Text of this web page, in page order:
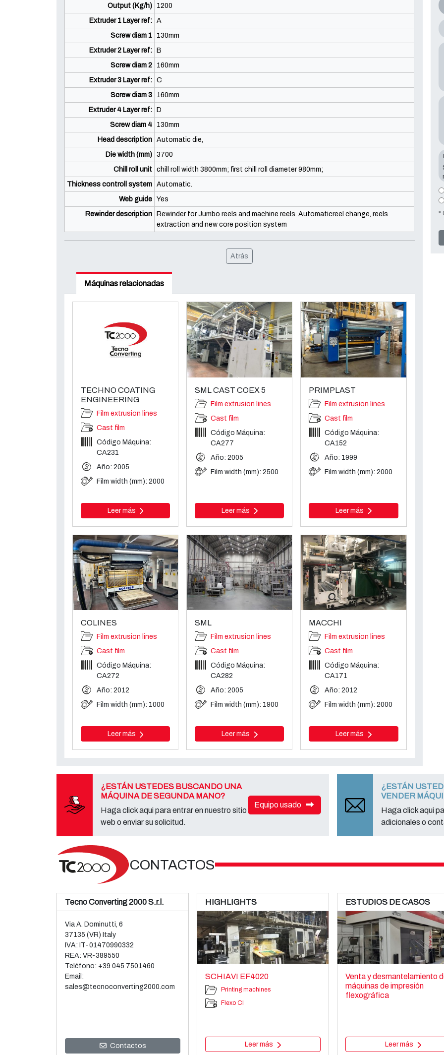
Output (Kg/h)
1200
Extruder 1 Layer ref: A
Screw diam 1
130mm
Extruder 2 Layer ref:
B
Screw diam 2
160mm
Extruder 3 Layer ref: C
Screw diam 3
160mm
Extruder 4 Layer ref:
D
Screw diam 4
130mm
Head description Automatic die,
Die width (mm) 3700
Chill roll unit chill roll width 3800mm; first chill roll diameter 980mm;
Thickness controll system Automatic.
Web guide Yes
Rewinder description
Rewinder for Jumbo reels and machine reels. Automaticreel change, reels
extraction and new core position system
Atrás
Máquinas relacionadas
TECHNO COATING
ENGINEERING
Film extrusion lines
Cast film
Código Máquina:
CA231
Año: 2005
Film width (mm): 2000
Leer más
SML CAST COEX 5
Film extrusion lines
Cast film
Código Máquina:
CA277
Año: 2005
Film width (mm): 2500
Leer más
PRIMPLAST
Film extrusion lines
Cast film
Código Máquina:
CA152
Año: 1999
Film width (mm): 2000
Leer más
COLINES
Film extrusion lines
Cast film
Código Máquina:
CA272
Año: 2012
Film width (mm): 1000
Leer más
SML
Film extrusion lines
Cast film
Código Máquina:
CA282
Año: 2005
Film width (mm): 1900
Leer más
MACCHI
Film extrusion lines
Cast film
Código Máquina:
CA171
Año: 2012
Film width (mm): 2000
Leer más
*
¿ESTÁN USTEDES BUSCANDO UNA
MÁQUINA DE SEGUNDA MANO?
Haga click aqui para entrar en nuestro sitio
web o enviar su solicitud.
Equipo usado
¿ESTÁN
VENDER
Haga click aqui
adicionales o
CONTACTOS
HIGHLIGHTS
SCHIAVI EF4020
Printing machines
Flexo CI
Leer más
ESTUDIOS DE CASOS
Venta y desmantelamiento
máquinas de impresión
flexográfica
Leer más
Tecno Converting 2000 S.r.l.
Via A. Dominutti, 6
37135 (VR) Italy
IVA: IT-01470990332
REA: VR-389550
Teléfono: +39 045 7501460
Email:
sales@tecnoconverting2000.com
Contactos